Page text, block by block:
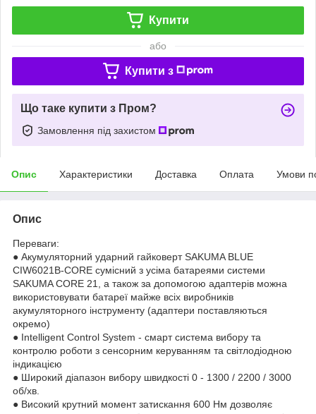
Купити
або
Купити з
Що таке купити з Пром?
Замовлення під захистом
Опис Характеристики Доставка Оплата Умови
Опис
Переваги:
● Акумуляторний ударний гайковерт SAKUMA BLUE
CIW6021B-CORE сумісний з усіма батареями системи
SAKUMA CORE 21, а також за допомогою адаптерів можна
використовувати батареї майже всіх виробників
акумуляторного інструменту (адаптери поставляються
окремо)
● Intelligent Control System - смарт система вибору та
контролю роботи з сенсорним керуванням та світлодіодною
індикацією
● Широкий діапазон вибору швидкості 0 - 1300 / 2200 / 3000
об/хв.
● Високий крутний момент затискання 600 Нм дозволяє